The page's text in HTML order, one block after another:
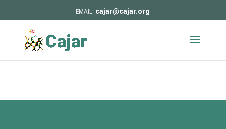
cajar@cajar.org